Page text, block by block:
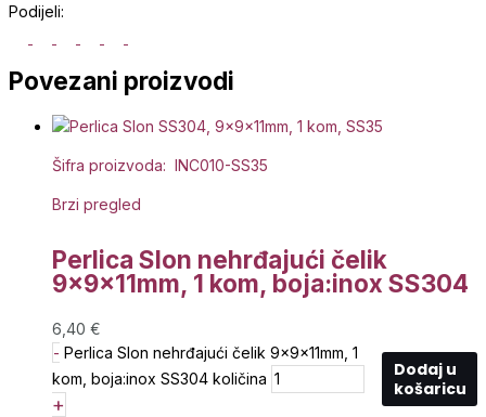
Podijeli:
Povezani proizvodi
Šifra proizvoda: INC010-SS35
Brzi pregled
Perlica Slon nehrđajući čelik
9x9x11mm, 1 kom, boja:inox SS304
6,40 €
- Perlica Slon nehrđajući čelik 9x9x11mm, 1
kom, boja:inox SS304 količina
+
Dodaj u
košaricu